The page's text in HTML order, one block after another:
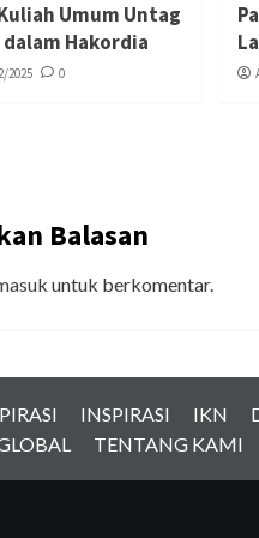
Umum Untag
Hakordia
2025 0
Balasan
untuk berkomentar.
INSPIRASI IKN
TENTANG KAMI